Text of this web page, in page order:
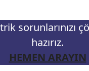
sorunlarınızı
hazırız.
HEMEN ARAYIN